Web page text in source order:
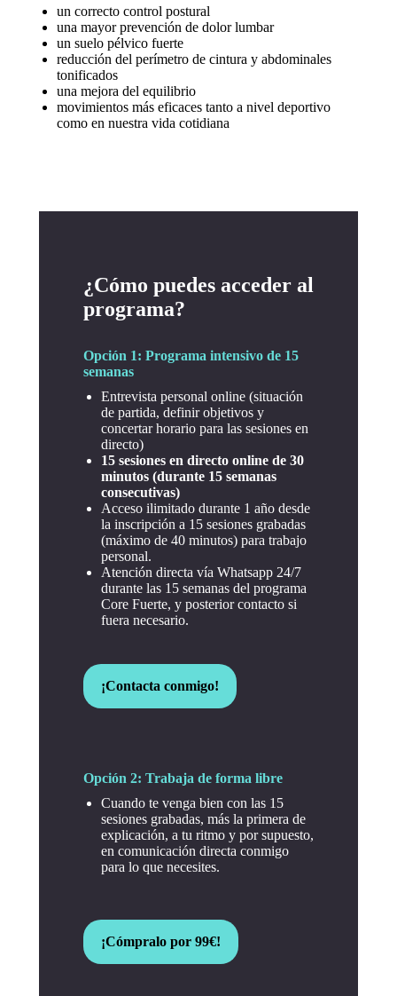
un correcto control postural
una mayor prevención de dolor lumbar
un suelo pélvico fuerte
reducción del perímetro de cintura y abdominales
tonificados
una mejora del equilibrio
movimientos más eficaces tanto a nivel deportivo
como en nuestra vida cotidiana
¿Cómo puedes acceder al
programa?
Opción 1: Programa intensivo de 15
semanas
Entrevista personal online (situación
de partida, definir objetivos y
concertar horario para las sesiones en
directo)
15 sesiones en directo online de 30
minutos (durante 15 semanas
consecutivas)
Acceso ilimitado durante 1 año desde
la inscripción a 15 sesiones grabadas
(máximo de 40 minutos) para trabajo
personal.
Atención directa vía Whatsapp 24/7
durante las 15 semanas del programa
Core Fuerte, y posterior contacto si
fuera necesario.
¡Contacta conmigo!
Opción 2: Trabaja de forma libre
Cuando te venga bien con las 15
sesiones grabadas, más la primera de
explicación, a tu ritmo y por supuesto,
en comunicación directa conmigo
para lo que necesites.
¡Cómpralo por 99€!